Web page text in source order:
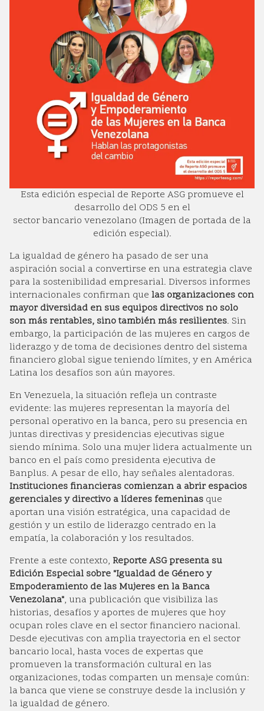
Esta edición especial de Reporte ASG promueve el
desarrollo del ODS 5 en el
sector bancario venezolano (Imagen de portada de la
edición especial).
La igualdad de género ha pasado de ser una
aspiración social a convertirse en una estrategia clave
para la sostenibilidad empresarial. Diversos informes
internacionales confirman que las organizaciones con
mayor diversidad en sus equipos directivos no solo
son más rentables, sino también más resilientes. Sin
embargo, la participación de las mujeres en cargos de
liderazgo y de toma de decisiones dentro del sistema
financiero global sigue teniendo límites, y en América
Latina los desafíos son aún mayores.
En Venezuela, la situación refleja un contraste
evidente: las mujeres representan la mayoría del
personal operativo en la banca, pero su presencia en
juntas directivas y presidencias ejecutivas sigue
siendo mínima. Solo una mujer lidera actualmente un
banco en el país como presidenta ejecutiva de
Banplus. A pesar de ello, hay señales alentadoras.
Instituciones financieras comienzan a abrir espacios
gerenciales y directivo a líderes femeninas que
aportan una visión estratégica, una capacidad de
gestión y un estilo de liderazgo centrado en la
empatía, la colaboración y los resultados.
Frente a este contexto, Reporte ASG presenta su
Edición Especial sobre "Igualdad de Género y
Empoderamiento de las Mujeres en la Banca
Venezolana", una publicación que visibiliza las
historias, desafíos y aportes de mujeres que hoy
ocupan roles clave en el sector financiero nacional.
Desde ejecutivas con amplia trayectoria en el sector
bancario local, hasta voces de expertas que
promueven la transformación cultural en las
organizaciones, todas comparten un mensaje común:
la banca que viene se construye desde la inclusión y
la igualdad de género.